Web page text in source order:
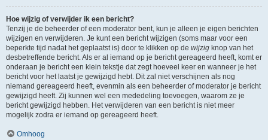
Hoe wijzig of verwijder ik een bericht?
Tenzij je de beheerder of een moderator bent, kun je alleen je eigen berichten
wijzigen en verwijderen. Je kunt een bericht wijzigen (soms maar voor een
beperkte tijd nadat het geplaatst is) door te klikken op de wijzig knop van het
desbetreffende bericht. Als er al iemand op je bericht gereageerd heeft, komt er
onderaan je bericht een klein tekstje dat zegt hoeveel keer en wanneer je het
bericht voor het laatst je gewijzigd hebt. Dit zal niet verschijnen als nog
niemand gereageerd heeft, evenmin als een beheerder of moderator je bericht
gewijzigd heeft. Zij kunnen wel een mededeling toevoegen, waarom ze je
bericht gewijzigd hebben. Het verwijderen van een bericht is niet meer
mogelijk zodra er iemand op gereageerd heeft.
Omhoog